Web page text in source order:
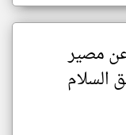
مصير
السلام